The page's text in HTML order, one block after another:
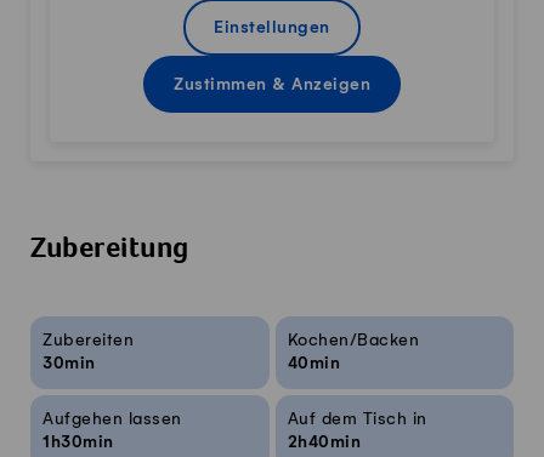
Einstellungen
Zustimmen & Anzeigen
Zubereitung
Rezeptinfos
Zubereiten
30min
Kochen/Backen
40min
Aufgehen lassen
1h30min
Auf dem Tisch in
2h40min